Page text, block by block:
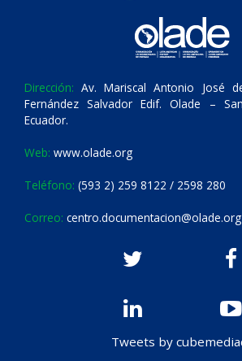
Dirección: Av. Mariscal Antonio José
Fernández Salvador Edif. Olade –
Ecuador.
Web: www.olade.org
Teléfono: (593 2) 259 8122 / 2598 280
Correo: centro.documentacion@olade.org
Tweets by